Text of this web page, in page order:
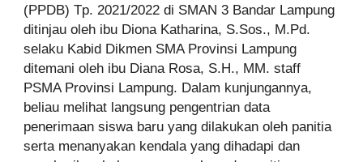
(PPDB) Tp. 2021/2022 di SMAN 3 Bandar Lampung
ditinjau oleh ibu Diona Katharina, S.Sos., M.Pd.
selaku Kabid Dikmen SMA Provinsi Lampung
ditemani oleh ibu Diana Rosa, S.H., MM. staff
PSMA Provinsi Lampung. Dalam kunjungannya,
beliau melihat langsung pengentrian data
penerimaan siswa baru yang dilakukan oleh panitia
serta menanyakan kendala yang dihadapi dan